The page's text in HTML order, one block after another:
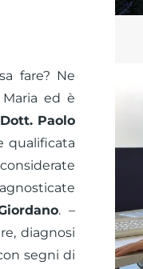
fare? Ne
ed è
Paolo
qualificata
. –
diagnosi
segni di